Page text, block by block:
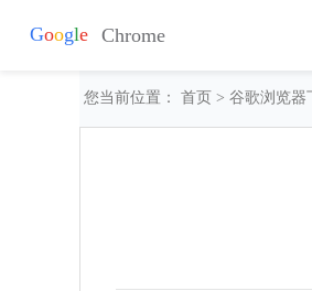
您当前位置： 首页 > 谷歌浏览器